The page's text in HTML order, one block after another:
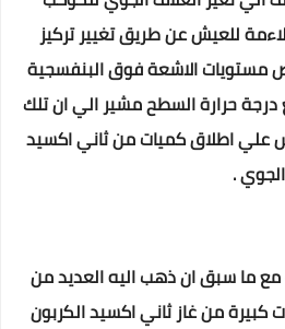
للعيش عن طريق تغيير تركيز
مستويات الاشعة فوق البنفسجية
حرارة السطح مشير الي ان تلك
علي اطلاق كميات من ثاني اكسيد
.
مع ما سبق ان ذهب اليه العديد من
كبيرة من غاز ثاني اكسيد الكربون